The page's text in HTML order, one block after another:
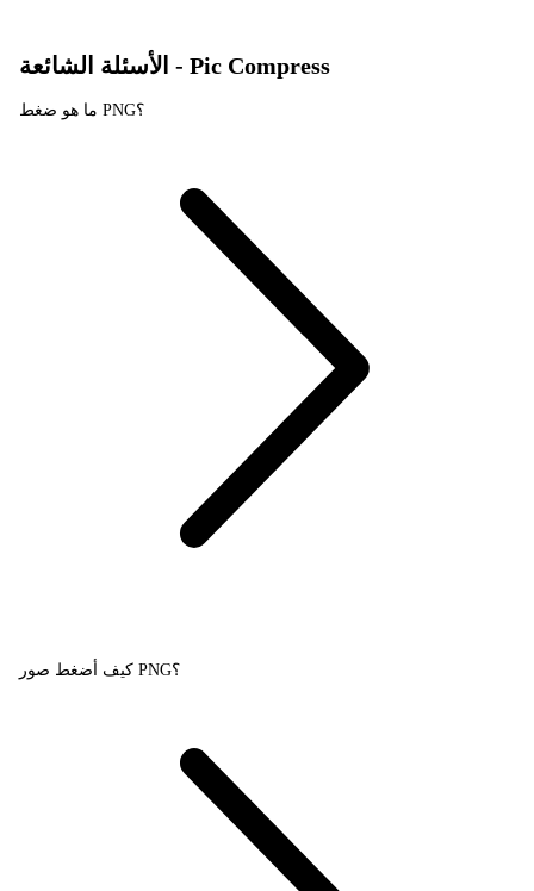
الأسئلة الشائعة - Pic Compress
ما هو ضغط PNG؟
كيف أضغط صور PNG؟